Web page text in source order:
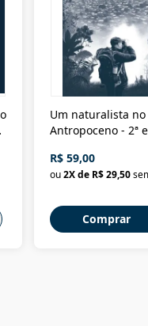
Um naturalista no
Antropoceno - 2ª
selvagem
R$ 59,00
ou2X de R$ 29,50
Comprar